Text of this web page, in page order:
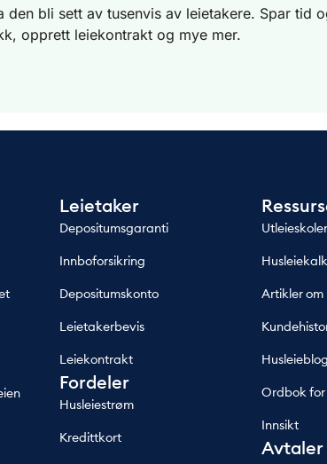
bli sett av tusenvis av leietakere. Spar tid
opprett leiekontrakt og mye mer.
Leietaker
Depositumsgaranti
Innboforsikring
Depositumskonto
Leietakerbevis
Leiekontrakt
Fordeler
Husleiestrøm
Kredittkort
Artikler
Ordbok
Innsikt
Avtaler